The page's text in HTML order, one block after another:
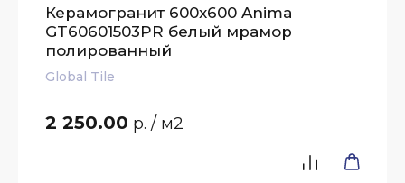
Керамогранит 600x600 Anima
GT60601503PR белый мрамор
полированный
Global Tile
2 250.00 р. / м2